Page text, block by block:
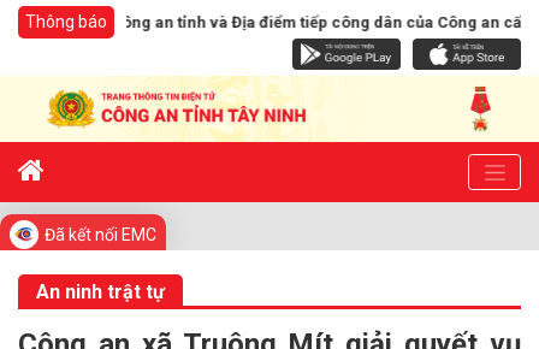
Thông báo
Công an tỉnh và Địa điểm tiếp công dân của Công an cấp xã kể từ
Đã kết nối EMC
An ninh trật tự